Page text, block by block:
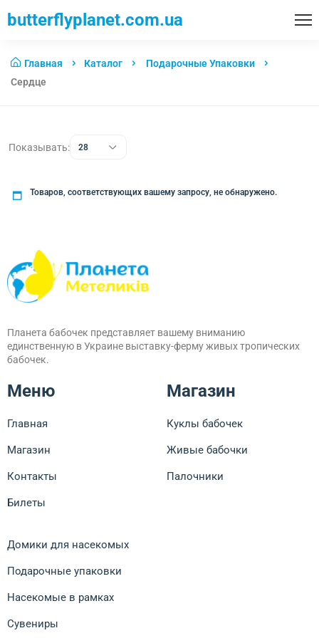
butterflyplanet.com.ua
Главная Каталог
Подарочные Упаковки
Сердце
Показывать: 28
Товаров, соответствующих вашему запросу, не обнаружено.
Планета бабочек представляет вашему вниманию
единственную в Украине выставку-ферму живых тропических
бабочек.
Меню
Главная
Магазин
Контакты
Билеты
Магазин
Куклы бабочек
Живые бабочки
Палочники
Домики для насекомых
Подарочные упаковки
Насекомые в рамках
Сувениры